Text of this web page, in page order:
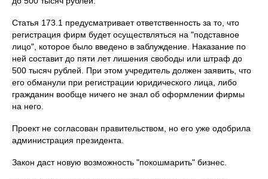
Статья 173.1 предусматривает ответственность за то, что
регистрация фирм будет осуществляться на "подставное
лицо", которое было введено в заблуждение. Наказание по
ней составит до пяти лет лишения свободы или штраф до
500 тысяч рублей. При этом учредитель должен заявить, что
его обманули при регистрации юридического лица, либо
гражданин вообще ничего не знал об оформлении фирмы
на него.
Проект не согласован правительством, но его уже одобрила
администрация президента.
Закон даст новую возможность "покошмарить" бизнес.